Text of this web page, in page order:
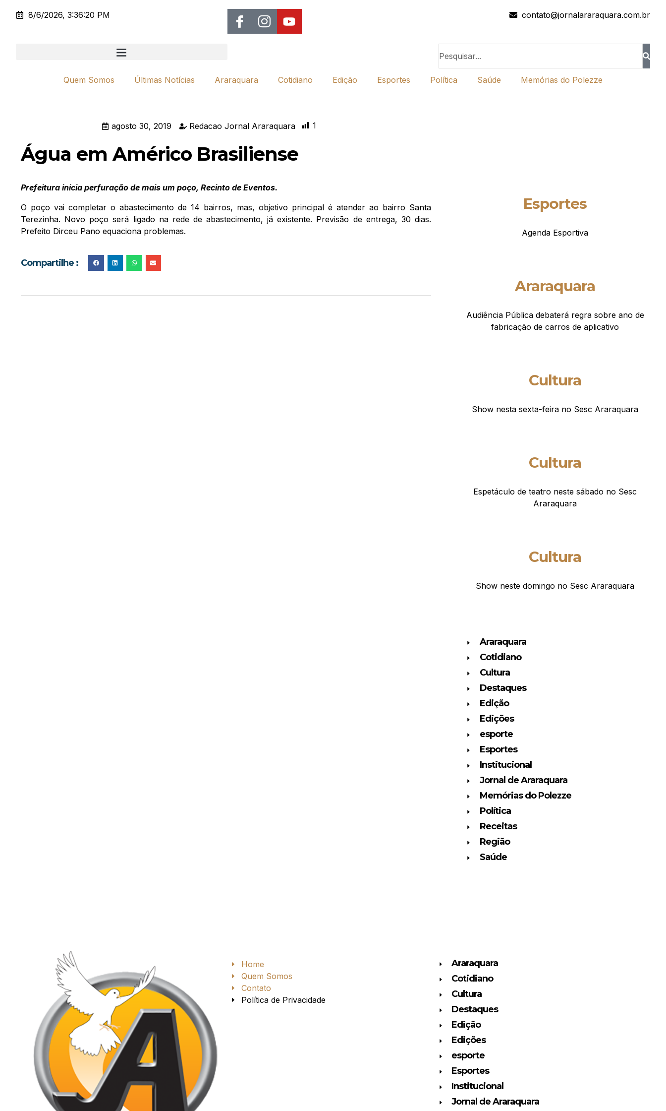
8/6/2026, 3:36:20 PM contato@jornalararaquara.com.br
Quem Somos Últimas Notícias Araraquara Cotidiano Edição Esportes Política Saúde Memórias do Polezze
agosto 30, 2019 Redacao Jornal Araraquara 1
Água em Américo Brasiliense
Prefeitura inicia perfuração de mais um poço, Recinto de Eventos.
O poço vai completar o abastecimento de 14 bairros, mas, objetivo principal é atender ao bairro Santa
Terezinha. Novo poço será ligado na rede de abastecimento, já existente. Previsão de entrega, 30 dias.
Prefeito Dirceu Pano equaciona problemas.
Compartilhe :
Esportes
Agenda Esportiva
Araraquara
Audiência Pública debaterá regra sobre ano de
fabricação de carros de aplicativo
Cultura
Show nesta sexta-feira no Sesc Araraquara
Cultura
Espetáculo de teatro neste sábado no Sesc
Araraquara
Cultura
Show neste domingo no Sesc Araraquara
Araraquara
Cotidiano
Cultura
Destaques
Edição
Edições
esporte
Esportes
Institucional
Jornal de Araraquara
Memórias do Polezze
Política
Receitas
Região
Saúde
Home
Quem Somos
Contato
Política de Privacidade
Araraquara
Cotidiano
Cultura
Destaques
Edição
Edições
esporte
Esportes
Institucional
Jornal de Araraquara